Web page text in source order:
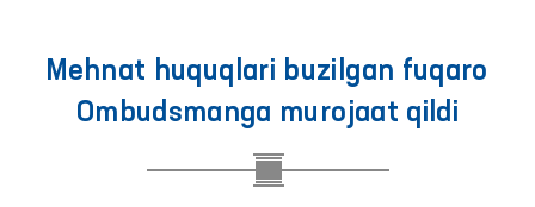
Mehnat huquqlari buzilgan fuqaro
Ombudsmanga murojaat qildi